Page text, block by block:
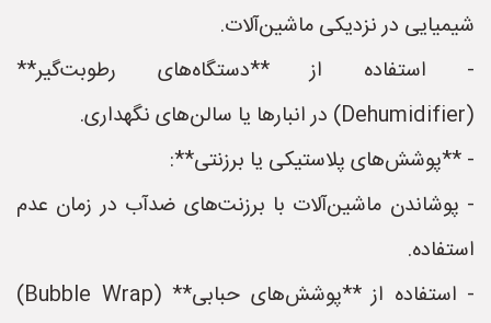
شیمیایی در نزدیکی ماشین‌آلات.
- استفاده از **دستگاه‌های رطوبت‌گیر**
(Dehumidifier) در انبارها یا سالن‌های نگهداری.
- **پوشش‌های پلاستیکی یا برزنتی**:
- پوشاندن ماشین‌آلات با برزنت‌های ضدآب در زمان عدم
استفاده.
- استفاده از **پوشش‌های حبابی** (Bubble Wrap)